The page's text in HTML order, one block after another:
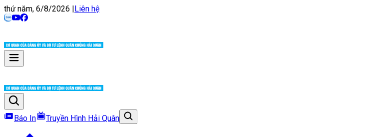
thứ năm, 6/8/2026 |Liên hệ
Báo In Truyền Hình Hải Quân